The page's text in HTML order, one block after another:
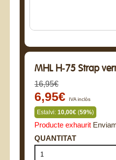
MHL H-75 Strap
16,95€
6,95€ IVA inclòs
Estalvi: 10,00€ (59%)
Producte exhaurit